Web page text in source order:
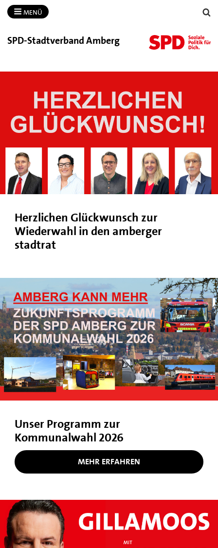
MENÜ
SPD-​Stadtverband Amberg
Herzlichen Glückwunsch zur
Wiederwahl in den amberger
stadtrat
Unser Programm zur
Kommunalwahl 2026
MEHR ERFAHREN